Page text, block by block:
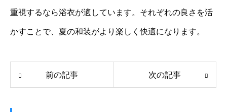
重視するなら浴衣が適しています。それぞれの良さを活
かすことで、夏の和装がより楽しく快適になります。
前の記事 次の記事